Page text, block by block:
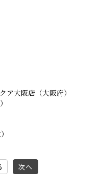
ア大阪店（大阪府）
次へ